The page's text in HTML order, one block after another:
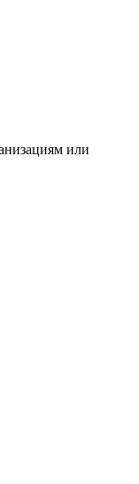
или